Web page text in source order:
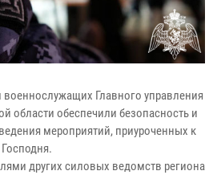
военнослужащих Главного управления
области обеспечили безопасность и
мероприятий, приуроченных к
других силовых ведомств региона